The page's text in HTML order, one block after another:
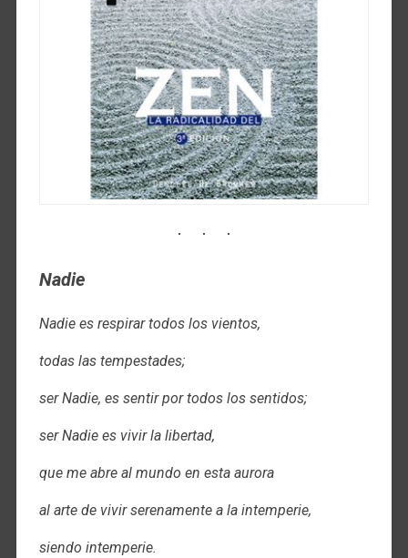
Nadie
Nadie es respirar todos los vientos,
todas las tempestades;
ser Nadie, es sentir por todos los sentidos;
ser Nadie es vivir la libertad,
que me abre al mundo en esta aurora
al arte de vivir serenamente a la intemperie,
siendo intemperie.